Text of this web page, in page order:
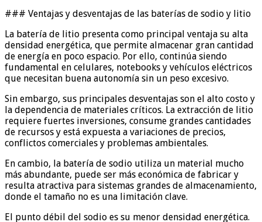
### Ventajas y desventajas de las baterías de sodio y litio
La batería de litio presenta como principal ventaja su alta
densidad energética, que permite almacenar gran cantidad
de energía en poco espacio. Por ello, continúa siendo
fundamental en celulares, notebooks y vehículos eléctricos
que necesitan buena autonomía sin un peso excesivo.
Sin embargo, sus principales desventajas son el alto costo y
la dependencia de materiales críticos. La extracción de litio
requiere fuertes inversiones, consume grandes cantidades
de recursos y está expuesta a variaciones de precios,
conflictos comerciales y problemas ambientales.
En cambio, la batería de sodio utiliza un material mucho
más abundante, puede ser más económica de fabricar y
resulta atractiva para sistemas grandes de almacenamiento,
donde el tamaño no es una limitación clave.
El punto débil del sodio es su menor densidad energética.